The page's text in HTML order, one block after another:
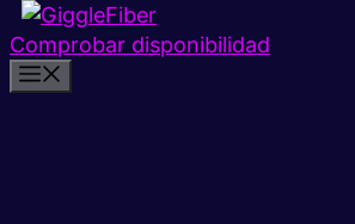
Comprobar disponibilidad